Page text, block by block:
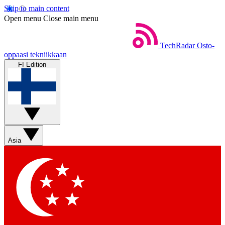
Skip to main content
Open menu Close main menu
TechRadar Osto-
oppaasi tekniikkaan
FI Edition
Asia